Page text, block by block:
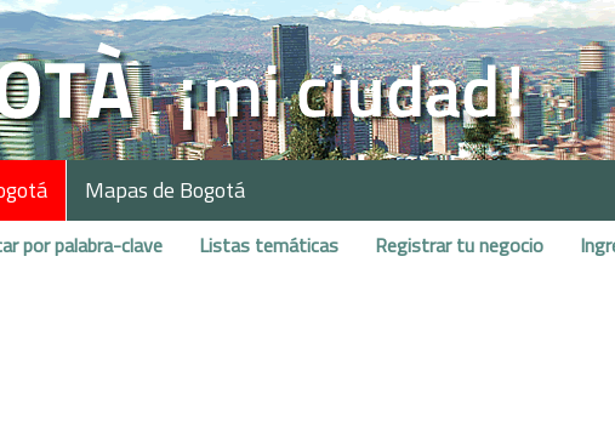
Mapas de Bogotá
por palabra-clave Listas temáticas Registrar tu negocio